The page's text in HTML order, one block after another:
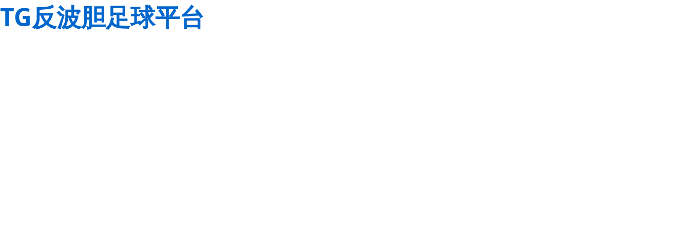
TG反波胆足球平台